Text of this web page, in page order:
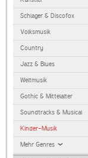
Schlager & Discofox
Volksmusik
Country
Jazz & Blues
Weltmusik
Gothic & Mittelalter
Soundtracks & Musical
Kinder-Musik
Mehr Genres